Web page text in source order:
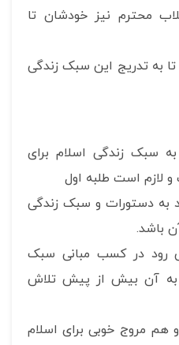
محترم نیز خودشان تا
به تدریج این سبک زندگی
سبک زندگی اسلام برای
لازم است طلبه اول
به دستورات و سبک زندگی
باشد.
رود در کسب مبانی سبک
به آن بیش از پیش تلاش
و هم مروج خوبی برای اسلام